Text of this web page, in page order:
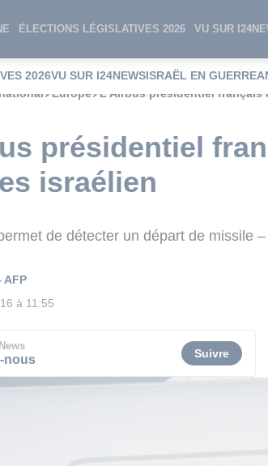
ÉLECTIONS LÉGISLATIVES 2026 VU SUR
2026VU SUR I24NEWSISRAËL EN GUERRE
Europe L’Airbus présidentiel
présidentiel
israélien
de détecter un départ de missile
AFP
à 11:55
nous Suivre